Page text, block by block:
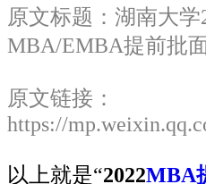
原文标题：湖南大学
MBA/EMBA提前批
原文链接：
https://
以上就是“2022MBA